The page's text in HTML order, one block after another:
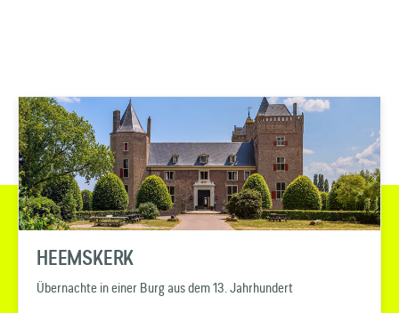
HEEMSKERK
Übernachte in einer Burg aus dem 13. Jahrhundert